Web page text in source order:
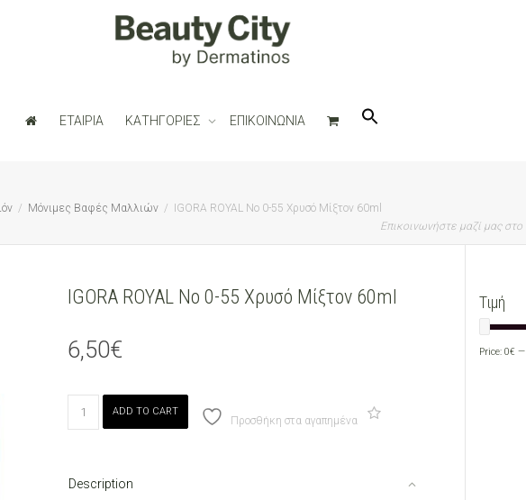
ΕΤΑΙΡΙΑ ΚΑΤΗΓΟΡΙΕΣ ΕΠΙΚΟΙΝΩΝΙΑ
Μόνιμες Βαφές Μαλλιών
IGORA ROYAL No 0-55 Χρυσό Μίξτον 60ml
Επικοινωνήστε μαζί μας στο
IGORA ROYAL No 0-55 Χρυσό Μίξτον 60ml
6,50€
ROYAL
Χρυσό
ADD TO CART
Προσθήκη στα αγαπημένα
Description
Τιμή
Price: 0€ —